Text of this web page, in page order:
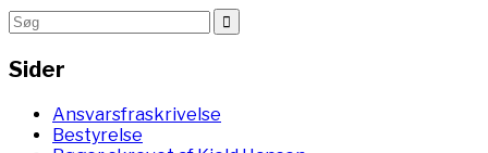
Sider
Ansvarsfraskrivelse
Bestyrelse